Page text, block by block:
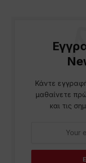
Κάντε
μαθαίνετε
και τις